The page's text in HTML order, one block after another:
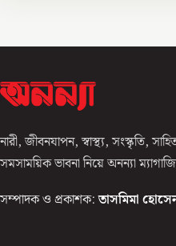
নারী, জীবনযাপন, স্বাস্থ্য, সংস্কৃতি,
সমসাময়িক ভাবনা নিয়ে অনন্যা
সম্পাদক ও প্রকাশক: তাসমিমা